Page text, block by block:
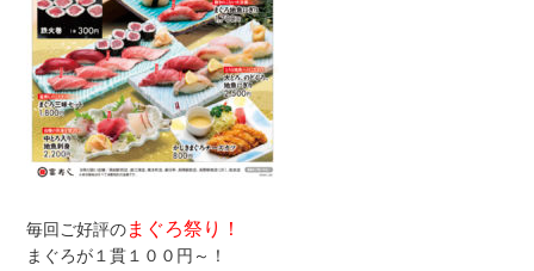
毎回ご好評のまぐろ祭り！
まぐろが１貫１００円～！